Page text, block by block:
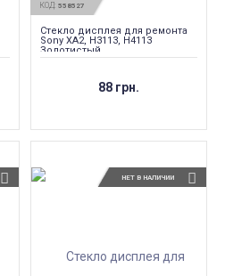
КОД: 558527
Стекло дисплея для ремонта
Sony XA2, H3113, H4113
Золотистый
88 грн.
НЕТ В НАЛИЧИИ